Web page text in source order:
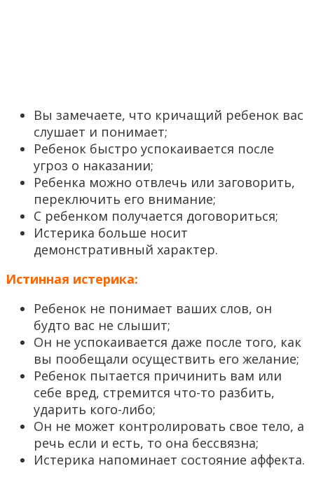
Вы замечаете, что кричащий ребенок вас
слушает и понимает;
Ребенок быстро успокаивается после
угроз о наказании;
Ребенка можно отвлечь или заговорить,
переключить его внимание;
С ребенком получается договориться;
Истерика больше носит
демонстративный характер.
Истинная истерика:
Ребенок не понимает ваших слов, он
будто вас не слышит;
Он не успокаивается даже после того, как
вы пообещали осуществить его желание;
Ребенок пытается причинить вам или
себе вред, стремится что-то разбить,
ударить кого-либо;
Он не может контролировать свое тело, а
речь если и есть, то она бессвязна;
Истерика напоминает состояние аффекта.